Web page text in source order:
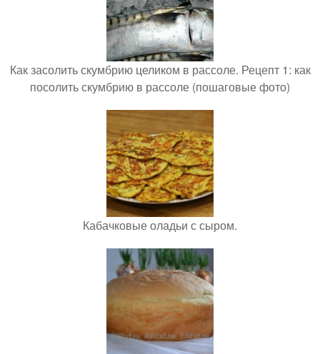
Как засолить скумбрию целиком в рассоле. Рецепт 1: как
посолить скумбрию в рассоле (пошаговые фото)
Кабачковые оладьи с сыром.